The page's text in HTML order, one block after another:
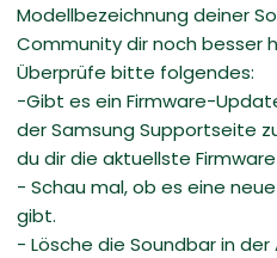
Modellbezeichnung deiner
Community dir noch besser
Überprüfe bitte folgendes:
-Gibt es ein Firmware-
der Samsung Supportseite
du dir die aktuellste
- Schau mal, ob es eine
gibt.
- Lösche die Soundbar in